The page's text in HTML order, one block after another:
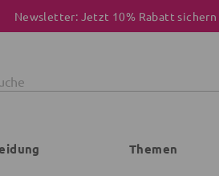
Newsletter: Jetzt 10% Rabatt sichern
Themen